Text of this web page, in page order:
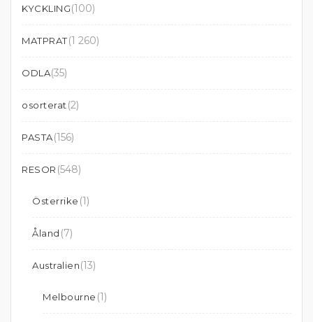
KYCKLING(100)
MATPRAT(1 260)
ODLA(35)
osorterat (2)
PASTA(156)
RESOR (548)
Österrike (1)
Åland (7)
Australien(13)
Melbourne (1)